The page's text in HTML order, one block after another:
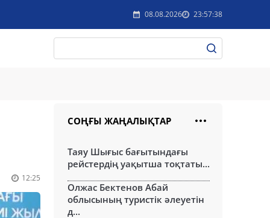
08.08.2026 23:57:38
12:25
СОҢҒЫ ЖАҢАЛЫҚТАР
Таяу Шығыс бағытындағы
рейстердің уақытша тоқтаты...
Олжас Бектенов Абай
облысының туристік әлеуетін
д...